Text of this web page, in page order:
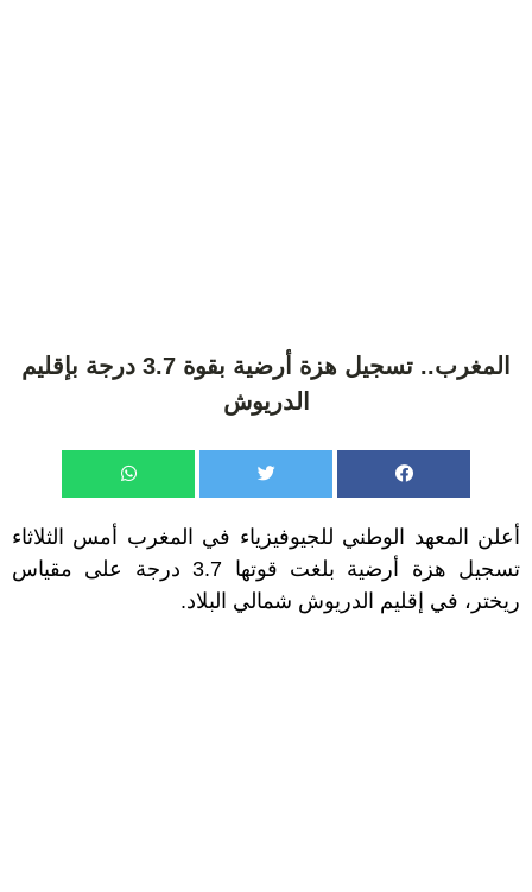
المغرب.. تسجيل هزة أرضية بقوة 3.7 درجة بإقليم
الدريوش
أعلن المعهد الوطني للجيوفيزياء في المغرب أمس الثلاثاء
تسجيل هزة أرضية بلغت قوتها 3.7 درجة على مقياس
ريختر، في إقليم الدريوش شمالي البلاد.